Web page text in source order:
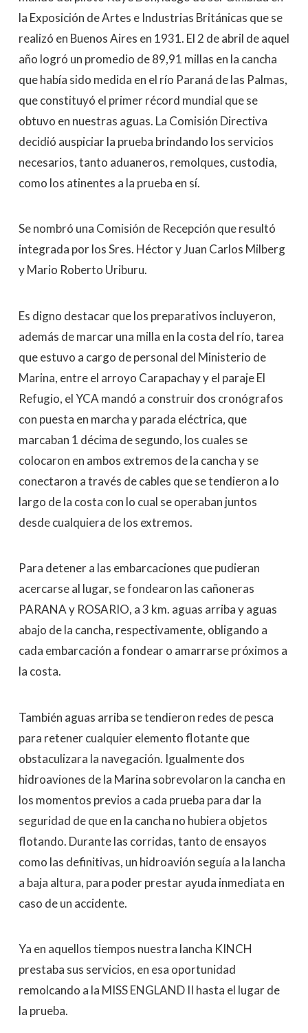
la Exposición de Artes e Industrias Británicas que se
realizó en Buenos Aires en 1931. El 2 de abril de aquel
año logró un promedio de 89,91 millas en la cancha
que había sido medida en el río Paraná de las Palmas,
que constituyó el primer récord mundial que se
obtuvo en nuestras aguas. La Comisión Directiva
decidió auspiciar la prueba brindando los servicios
necesarios, tanto aduaneros, remolques, custodia,
como los atinentes a la prueba en sí.
Se nombró una Comisión de Recepción que resultó
integrada por los Sres. Héctor y Juan Carlos Milberg
y Mario Roberto Uriburu.
Es digno destacar que los preparativos incluyeron,
además de marcar una milla en la costa del río, tarea
que estuvo a cargo de personal del Ministerio de
Marina, entre el arroyo Carapachay y el paraje El
Refugio, el YCA mandó a construir dos cronógrafos
con puesta en marcha y parada eléctrica, que
marcaban 1 décima de segundo, los cuales se
colocaron en ambos extremos de la cancha y se
conectaron a través de cables que se tendieron a lo
largo de la costa con lo cual se operaban juntos
desde cualquiera de los extremos.
Para detener a las embarcaciones que pudieran
acercarse al lugar, se fondearon las cañoneras
PARANA y ROSARIO, a 3 km. aguas arriba y aguas
abajo de la cancha, respectivamente, obligando a
cada embarcación a fondear o amarrarse próximos a
la costa.
También aguas arriba se tendieron redes de pesca
para retener cualquier elemento flotante que
obstaculizara la navegación. Igualmente dos
hidroaviones de la Marina sobrevolaron la cancha en
los momentos previos a cada prueba para dar la
seguridad de que en la cancha no hubiera objetos
flotando. Durante las corridas, tanto de ensayos
como las definitivas, un hidroavión seguía a la lancha
a baja altura, para poder prestar ayuda inmediata en
caso de un accidente.
Ya en aquellos tiempos nuestra lancha KINCH
prestaba sus servicios, en esa oportunidad
remolcando a la MISS ENGLAND II hasta el lugar de
la prueba.